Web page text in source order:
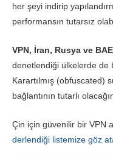
her şeyi indirip
performansın tutarsız
VPN, İran, Rusya ve
denetlendiği ülkelerde de
Karartılmış (obfuscated)
bağlantının tutarlı
Çin için güvenilir bir VPN
derlendiği listemize göz